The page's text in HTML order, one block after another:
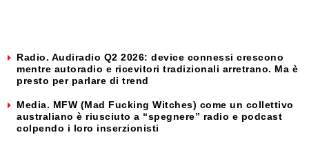
Radio. Audiradio Q2 2026: device connessi crescono
mentre autoradio e ricevitori tradizionali arretrano. Ma è
presto per parlare di trend
Media. MFW (Mad Fucking Witches) come un collettivo
australiano è riusciuto a “spegnere” radio e podcast
colpendo i loro inserzionisti